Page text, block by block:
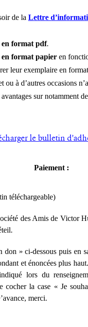
de la Lettre
en format pdf.
en format papier en
leur exemplaire en
ou à d’autres occasions
sur notamment
le bulletin
Paiement :
téléchargeable)
des Amis de Victor
» ci-dessous puis en
et énoncées plus
lors du
cocher la case « Je
merci.